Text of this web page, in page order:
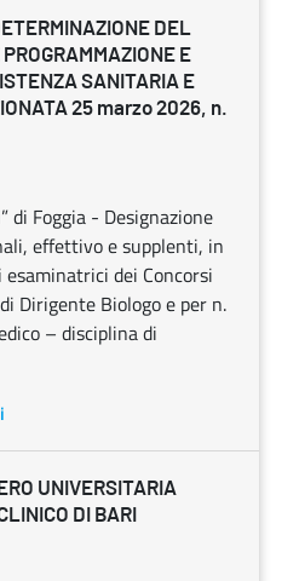
DEL
E
SANITARIA E
25 marzo 2026, n.
di Foggia - Designazione
effettivo e supplenti, in
dei Concorsi
Dirigente Biologo e per n.
– disciplina di
UNIVERSITARIA
DI BARI